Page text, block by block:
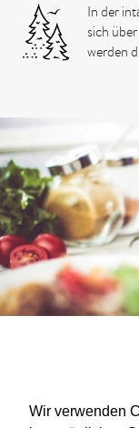
Wir verwenden
In der
sich
werden
KONTAKT